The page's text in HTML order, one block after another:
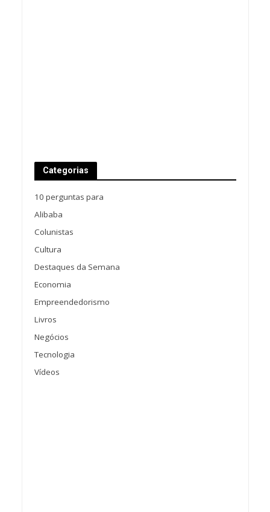
Categorias
10 perguntas para
Alibaba
Colunistas
Cultura
Destaques da Semana
Economia
Empreendedorismo
Livros
Negócios
Tecnologia
Vídeos